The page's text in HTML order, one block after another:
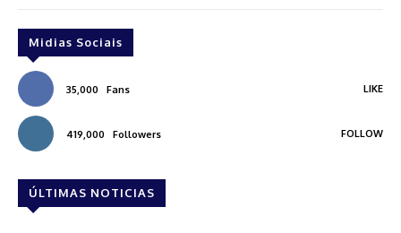
Midias Sociais
35,000 Fans LIKE
419,000 Followers FOLLOW
ÚLTIMAS NOTICIAS